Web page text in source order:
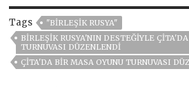
Tags
"BIRLEŞIK RUSYA"
BIRLEŞIK RUSYA'NIN DESTEĞIYLE
TURNUVASI DÜZENLENDI
ÇITA'DA BIR MASA OYUNU TURNUVASI